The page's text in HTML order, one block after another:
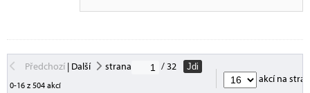
Předchozí| Další strana / 32
Jdi
0-16 z 504 akcí
akcí na